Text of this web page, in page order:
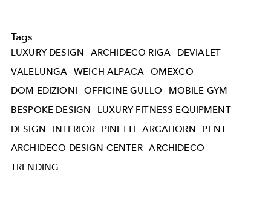
Tags
LUXURY DESIGN ARCHIDECO RIGA
DEVIALET
VALELUNGA
WEICH ALPACA
OMEXCO
DOM EDIZIONI
OFFICINE GULLO
MOBILE GYM
BESPOKE DESIGN
LUXURY FITNESS EQUIPMENT
DESIGN
INTERIOR PINETTI ARCAHORN
PENT
ARCHIDECO DESIGN CENTER ARCHIDECO
TRENDING